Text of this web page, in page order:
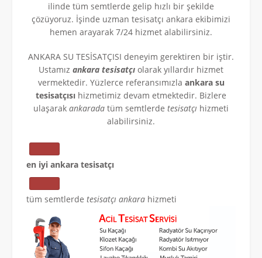
ilinde tüm semtlerde gelip hızlı bir şekilde
çözüyoruz. İşinde uzman tesisatçı ankara ekibimizi
hemen arayarak 7/24 hizmet alabilirsiniz.
ANKARA SU TESİSATÇISI deneyim gerektiren bir iştir.
Ustamız ankara tesisatçı olarak yıllardır hizmet
vermektedir. Yüzlerce referansımızla ankara su
tesisatçısı hizmetimiz devam etmektedir. Bizlere
ulaşarak ankarada tüm semtlerde tesisatçı hizmeti
alabilirsiniz.
en iyi ankara tesisatçı
tüm semtlerde tesisatçı ankara hizmeti